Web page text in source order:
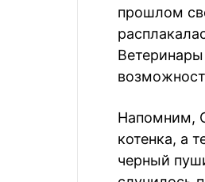
прошлом
Напомним,
котенка, а
черный